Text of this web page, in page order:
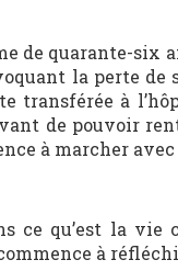
de quarante-six
la perte
transférée à
de pouvoir
à marcher
ce qu’est la vie
à